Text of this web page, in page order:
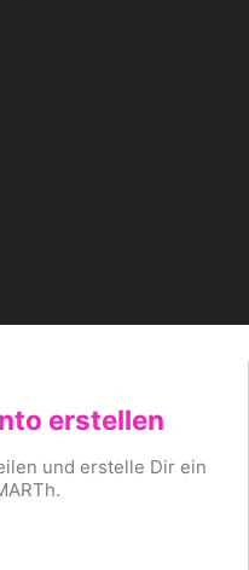
erstellen
und erstelle Dir ein